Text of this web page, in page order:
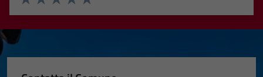
Valuta 5 stelle su 5
Valuta 4 stelle su 5
Valuta 3 stelle su 5
Valuta 2 stelle su 5
Valuta 1 stelle su 5